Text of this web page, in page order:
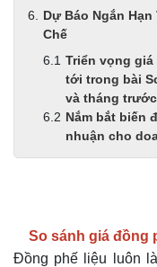
Dự Báo Ngắn
Chế
Triển vọng
tới trong bài
và tháng trước
Nắm bắt biến
nhuận cho
So sánh giá đồng
Đồng phế liệu luôn